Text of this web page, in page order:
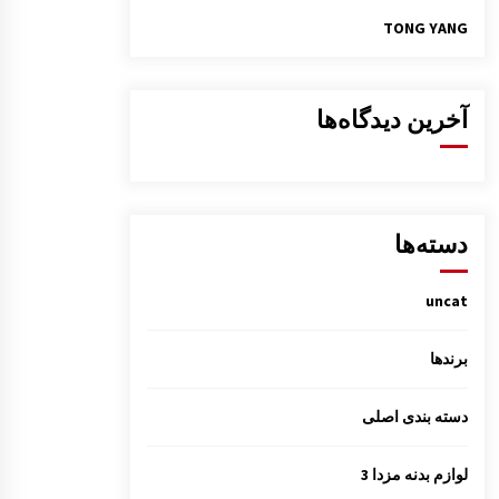
TONG YANG
آخرین دیدگاه‌ها
دسته‌ها
uncat
برندها
دسته بندی اصلی
لوازم بدنه مزدا 3